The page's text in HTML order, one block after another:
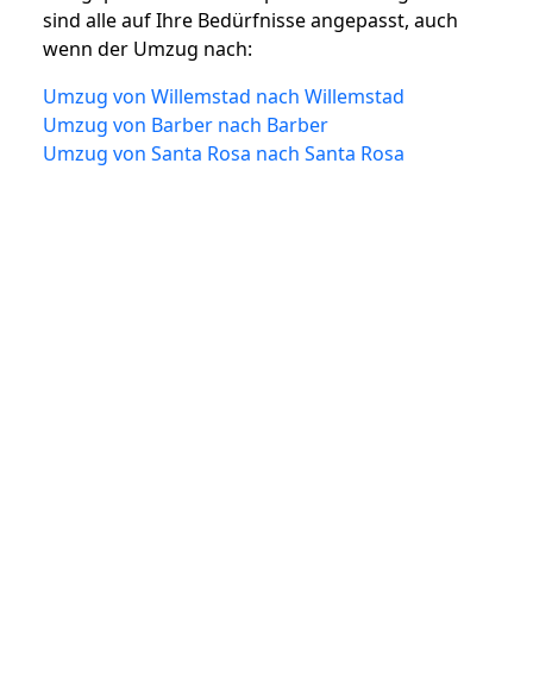
sind alle auf Ihre Bedürfnisse angepasst, auch
wenn der Umzug nach:
Umzug von Willemstad nach Willemstad
Umzug von Barber nach Barber
Umzug von Santa Rosa nach Santa Rosa